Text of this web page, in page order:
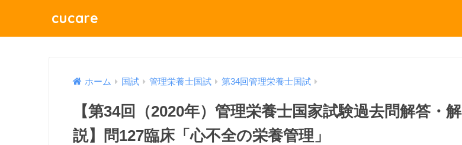
cucare
ホーム 国試 管理栄養士国試 第34回管理栄養士国試
【第34回（2020年）管理栄養士国家試験過去問解答・解
説】問127臨床「心不全の栄養管理」